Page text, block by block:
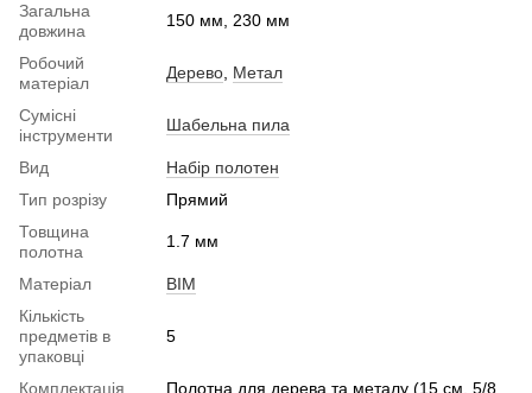
Загальна
довжина
150 мм, 230 мм
Робочий
матеріал
Дерево Метал
Сумісні
інструменти
Шабельна пила
Вид
Набір полотен
Тип розрізу
Прямий
Товщина
полотна
1.7 мм
Матеріал
BIM
Кількість
предметів в
упаковці
5
Комплектація
Полотна для дерева та металу (15 см, 5/8